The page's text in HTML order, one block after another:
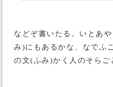
などぞ書いたる。いとあ
み)にもあるかな、なでふ
の文(ふみ)かく人のそらご